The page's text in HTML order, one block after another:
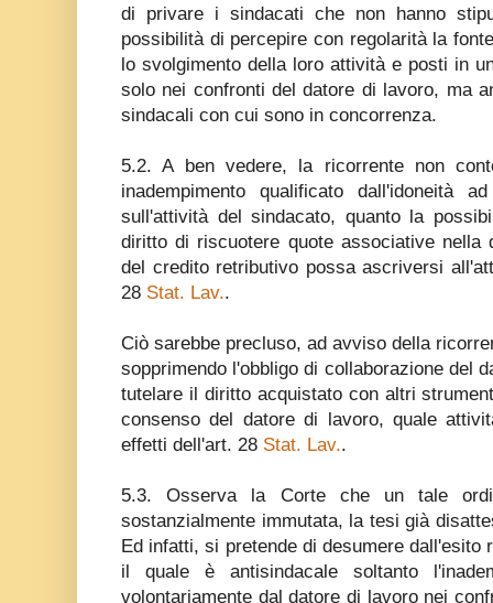
di privare i sindacati che non hanno
possibilità di percepire con regolarità la
lo svolgimento della loro attività e posti in
solo nei confronti del datore di lavoro, ma
sindacali con cui sono in concorrenza.
5.2. A ben vedere, la ricorrente non
inadempimento qualificato dall'idoneità
sull'attività del sindacato, quanto la
diritto di riscuotere quote associative nella
del credito retributivo possa ascriversi
28 Stat. Lav..
Ciò sarebbe precluso, ad avviso della
sopprimendo l'obbligo di collaborazione del
tutelare il diritto acquistato con altri
consenso del datore di lavoro, quale
effetti dell'art. 28 Stat. Lav..
5.3. Osserva la Corte che un tale
sostanzialmente immutata, la tesi già
Ed infatti, si pretende di desumere dall'esito
il quale è antisindacale soltanto
volontariamente dal datore di lavoro nei